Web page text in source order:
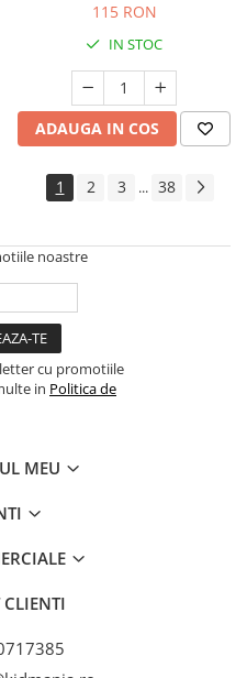
115 RON
IN STOC
ADAUGA IN COS
1 2 3 ... 38
noastre
cu promotiile
in Politica de
MEU
CLIENTI